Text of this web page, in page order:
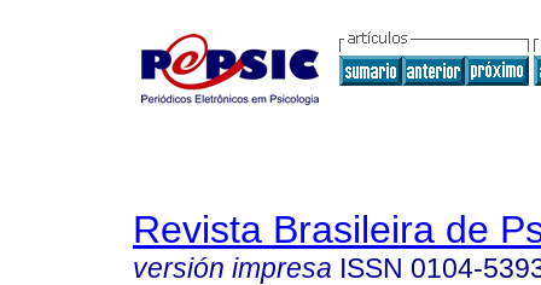
Revista Brasileira de
versión impresa ISSN 0104-